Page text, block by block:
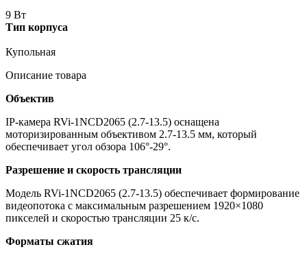
9 Вт
Тип корпуса
Купольная
Описание товара
Объектив
IP-камера RVi-1NCD2065 (2.7-13.5) оснащена
моторизированным объективом 2.7-13.5 мм, который
обеспечивает угол обзора 106°-29°.
Разрешение и скорость трансляции
Модель RVi-1NCD2065 (2.7-13.5) обеспечивает формирование
видеопотока с максимальным разрешением 1920×1080
пикселей и скоростью трансляции 25 к/с.
Форматы сжатия